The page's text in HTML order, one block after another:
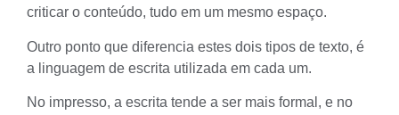
criticar o conteúdo, tudo em um mesmo espaço.
Outro ponto que diferencia estes dois tipos de texto, é
a linguagem de escrita utilizada em cada um.
No impresso, a escrita tende a ser mais formal, e no